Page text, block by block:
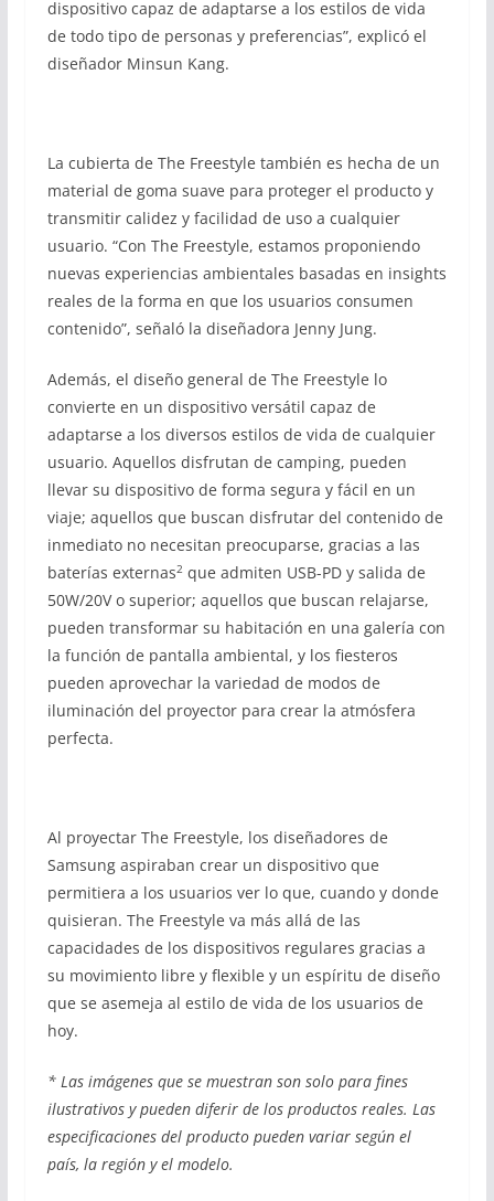
dispositivo capaz de adaptarse a los estilos de vida
de todo tipo de personas y preferencias”, explicó el
diseñador Minsun Kang.
La cubierta de The Freestyle también es hecha de un
material de goma suave para proteger el producto y
transmitir calidez y facilidad de uso a cualquier
usuario. “Con The Freestyle, estamos proponiendo
nuevas experiencias ambientales basadas en insights
reales de la forma en que los usuarios consumen
contenido”, señaló la diseñadora Jenny Jung.
Además, el diseño general de The Freestyle lo
convierte en un dispositivo versátil capaz de
adaptarse a los diversos estilos de vida de cualquier
usuario. Aquellos disfrutan de camping, pueden
llevar su dispositivo de forma segura y fácil en un
viaje; aquellos que buscan disfrutar del contenido de
inmediato no necesitan preocuparse, gracias a las
baterías externas2que admiten USB-PD y salida de
50W/20V o superior; aquellos que buscan relajarse,
pueden transformar su habitación en una galería con
la función de pantalla ambiental, y los fiesteros
pueden aprovechar la variedad de modos de
iluminación del proyector para crear la atmósfera
perfecta.
Al proyectar The Freestyle, los diseñadores de
Samsung aspiraban crear un dispositivo que
permitiera a los usuarios ver lo que, cuando y donde
quisieran. The Freestyle va más allá de las
capacidades de los dispositivos regulares gracias a
su movimiento libre y flexible y un espíritu de diseño
que se asemeja al estilo de vida de los usuarios de
hoy.
* Las imágenes que se muestran son solo para fines
ilustrativos y pueden diferir de los productos reales. Las
especificaciones del producto pueden variar según el
país, la región y el modelo.